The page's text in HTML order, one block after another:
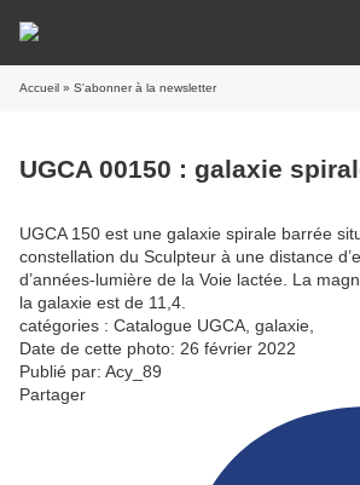
Accueil » S'abonner à la newsletter
UGCA 00150 : galaxie
UGCA 150 est une galaxie spirale barrée
constellation du Sculpteur à une distance
d’années-lumière de la Voie lactée. La
la galaxie est de 11,4.
catégories : Catalogue UGCA, galaxie,
Date de cette photo: 26 février 2022
Publié par: Acy_89
Partager